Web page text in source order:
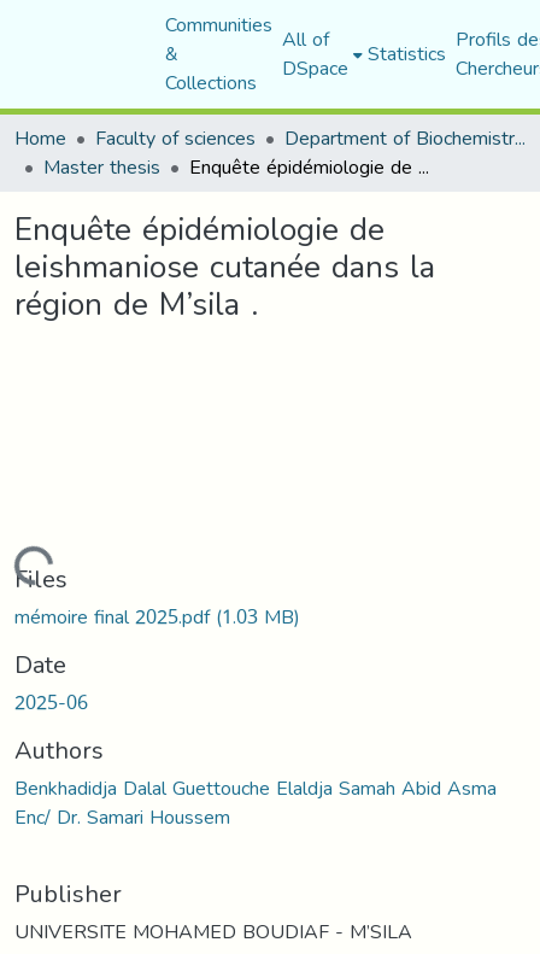
Communities
&
Collections
All of
DSpace Statistics Profils
Home
Faculty of sciences Department of Biochemistry and Microbiology
Master thesis Enquête épidémiologie de leishmaniose cutanée dans la région de M’sila .
Enquête épidémiologie de
leishmaniose cutanée dans la
région de M’sila .
Loading...
Files
mémoire final 2025.pdf(1.03 MB)
Date
2025-06
Authors
Benkhadidja Dalal Guettouche Elaldja Samah Abid Asma
Enc/ Dr. Samari Houssem
Publisher
UNIVERSITE MOHAMED BOUDIAF - M’SILA